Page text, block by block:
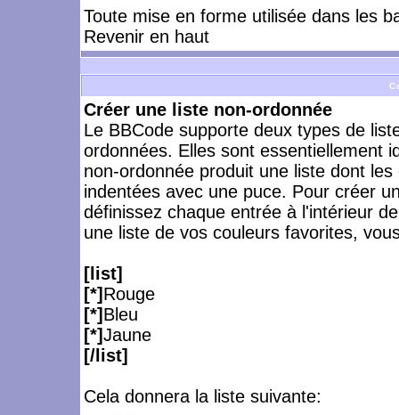
Toute mise en forme utilisée dans les
Revenir en haut
Créer une liste non-ordonnée
Le BBCode supporte deux types de
ordonnées. Elles sont essentiellement
non-ordonnée produit une liste dont
indentées avec une puce. Pour créer
définissez chaque entrée à l'intérieur
une liste de vos couleurs favorites,
[list]
[*] Rouge
[*] Bleu
[*]Jaune
[/list]
Cela donnera la liste suivante: